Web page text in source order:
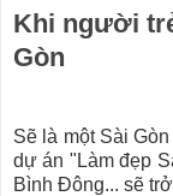
Khi người
Gòn
Sẽ là một Sài
dự án "Làm đẹp
Bình Đông... sẽ